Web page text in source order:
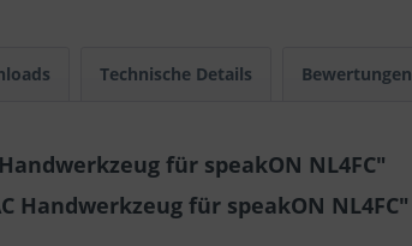
Technische Details Bewertungen
für speakON NL4FC"
für speakON NL4FC"